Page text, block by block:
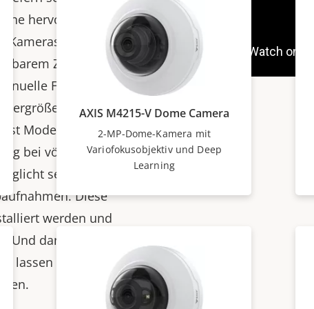
hervorragende
Kameras, die über ein
Zoom und
Feineinstellung
Modelle
bei völliger
selbst bei
Diese
werden und
Und dank des
lassen sie sich fast
AXIS M4215-V Dome Camera
2-MP-Dome-Kamera mit
Variofokusobjektiv und Deep
Learning